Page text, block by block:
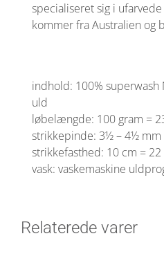
specialiseret sig i
kommer fra Australien og
indhold: 100% superwash
uld
løbelængde: 100 gram =
strikkepinde: 3½ – 4½ mm
strikkefasthed: 10 cm =
vask: vaskemaskine
Relaterede varer